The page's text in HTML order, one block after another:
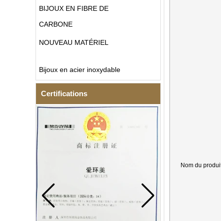
BIJOUX EN FIBRE DE
CARBONE
NOUVEAU MATÉRIEL
Bijoux en acier inoxydable
Certifications
Nom du